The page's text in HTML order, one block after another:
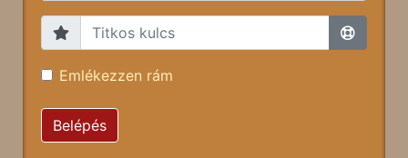
Emlékezzen rám
Belépés